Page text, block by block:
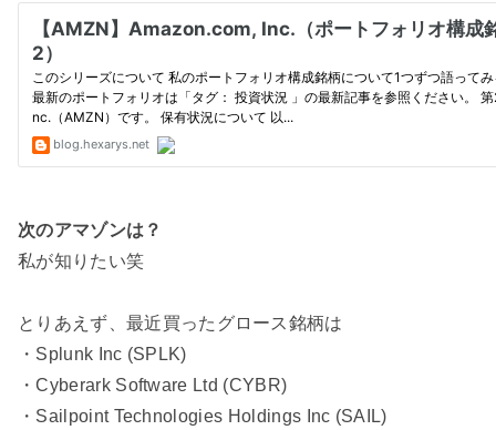
次のアマゾンは？
私が知りたい笑
とりあえず、最近買ったグロース銘柄は
・Splunk Inc (SPLK)
・Cyberark Software Ltd (CYBR)
・Sailpoint Technologies Holdings Inc (SAIL)